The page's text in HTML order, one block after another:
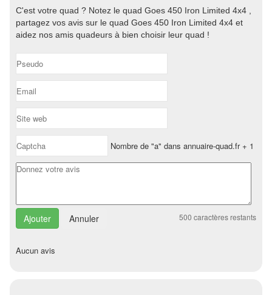
C'est votre quad ? Notez le quad Goes 450 Iron Limited 4x4 ,
partagez vos avis sur le quad Goes 450 Iron Limited 4x4 et
aidez nos amis quadeurs à bien choisir leur quad !
Nombre de "a" dans annuaire-quad.fr + 1
Annuler 500 caractères restants
Aucun avis